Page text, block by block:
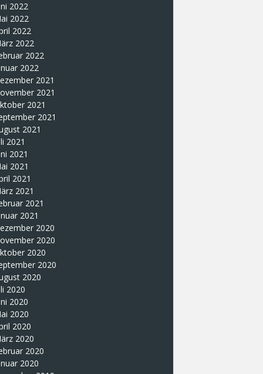
2022
2022
2022
2022
2022
2022
2021
2021
2021
2021
2021
2021
2021
2021
2021
2021
2021
2021
2020
2020
2020
2020
2020
2020
2020
2020
2020
2020
2020
2020